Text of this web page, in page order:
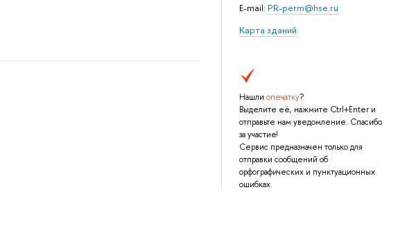
E-mail: PR-perm@hse.ru
Карта зданий
Нашли опечатку?
Выделите её, нажмите Ctrl+Enter и
отправьте нам уведомление. Спасибо
за участие!
Сервис предназначен только для
отправки сообщений об
орфографических и пунктуационных
ошибках.